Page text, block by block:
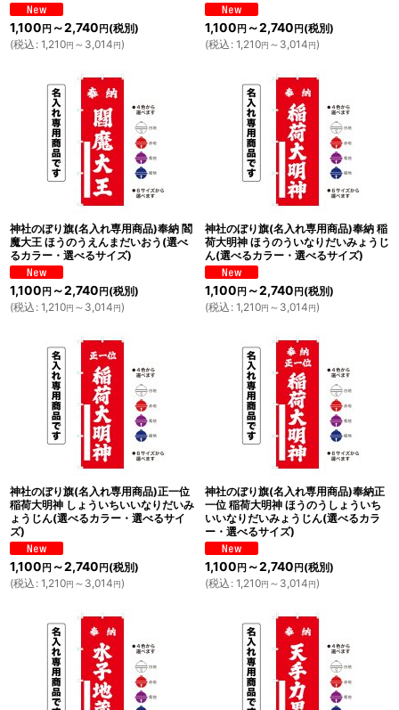
1,100 円 ～2,740 円 (税別)
(税込 : 1,210円 ～3,014円)
1,100 円 ～2,740 円 (税別)
(税込 : 1,210円 ～3,014円)
神社のぼり旗(名入れ専用商品)奉納 閻
魔大王 ほうのうえんまだいおう(選べ
るカラー・選べるサイズ)
1,100 円 ～2,740 円 (税別)
(税込 : 1,210円 ～3,014円)
神社のぼり旗(名入れ専用商品)奉納 稲
荷大明神 ほうのういなりだいみょうじ
ん(選べるカラー・選べるサイズ)
1,100 円 ～2,740 円 (税別)
(税込 : 1,210円 ～3,014円)
神社のぼり旗(名入れ専用商品)正一位
稲荷大明神 しょういちいいなりだいみ
ょうじん(選べるカラー・選べるサイ
ズ)
1,100 円 ～2,740 円 (税別)
(税込 : 1,210円 ～3,014円)
神社のぼり旗(名入れ専用商品)奉納正
一位 稲荷大明神 ほうのうしょういち
いいなりだいみょうじん(選べるカラ
ー・選べるサイズ)
1,100 円 ～2,740 円 (税別)
(税込 : 1,210円 ～3,014円)